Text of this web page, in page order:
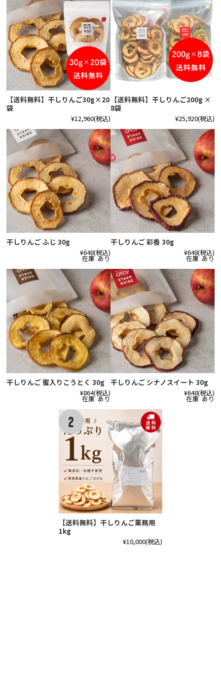
【送料無料】干しりんご30g×20
袋
¥12,960(税込)
【送料無料】干しりんご200g ×
8袋
¥25,920(税込)
干しりんご ふじ 30g
¥648(税込)
在庫 あり
干しりんご 彩香 30g
¥648(税込)
在庫 あり
干しりんご 蜜入りこうとく 30g
¥864(税込)
在庫 あり
干しりんご シナノスイート 30g
¥648(税込)
在庫 あり
【送料無料】干しりんご業務用
1kg
¥10,000(税込)